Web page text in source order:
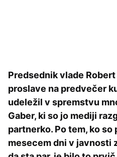
Predsednik vlade
proslave na predvečer
udeležil v spremstvu
Gaber, ki so jo mediji
partnerko. Po tem, ko
mesecem dni v javnosti